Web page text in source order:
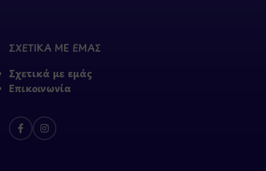
ΣΧΕΤΙΚΑ ΜΕ ΕΜΑΣ
Σχετικά με εμάς
Επικοινωνία